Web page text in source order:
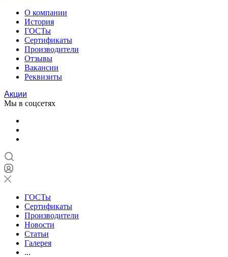
О компании
История
ГОСТы
Сертификаты
Производители
Отзывы
Вакансии
Реквизиты
Акции
Мы в соцсетях
ГОСТы
Сертификаты
Производители
Новости
Статьи
Галерея
...